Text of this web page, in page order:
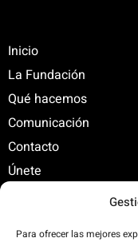
Para ofrecer las mejores
Inicio
La Fundación
Qué hacemos
Comunicación
Contacto
Únete
C/ Santa